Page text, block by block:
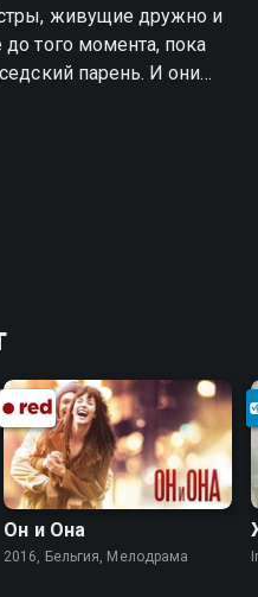
живущие дружно и
того момента, пока
парень. И они
с первого взгляда.
Чёрная кровь
в хорошем HD
Он и Она
2016, Бельгия, Мелодрама